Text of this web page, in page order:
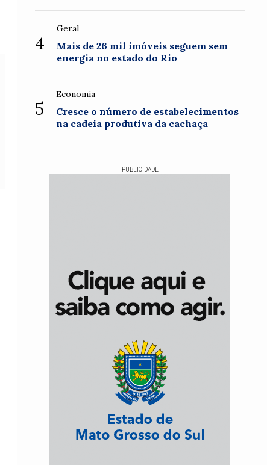
4
Geral
Mais de 26 mil imóveis seguem sem
energia no estado do Rio
5
Economia
Cresce o número de estabelecimentos
na cadeia produtiva da cachaça
PUBLICIDADE